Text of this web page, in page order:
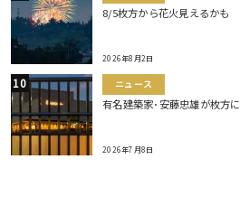
8/5枚方から花火見えるかも
2026年8月2日
ニュース
有名建築家･安藤忠雄が枚方に
2026年7月8日